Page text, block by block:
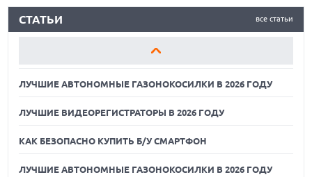
все статьи
СТАТЬИ
ЛУЧШИЕ ВИДЕОРЕГИСТРАТОРЫ В 2026 ГОДУ
КАК БЕЗОПАСНО КУПИТЬ Б/У СМАРТФОН
ЛУЧШИЕ АВТОНОМНЫЕ ГАЗОНОКОСИЛКИ В 2026 ГОДУ
ЛУЧШИЕ ВИДЕОРЕГИСТРАТОРЫ В 2026 ГОДУ
КАК БЕЗОПАСНО КУПИТЬ Б/У СМАРТФОН
ЛУЧШИЕ АВТОНОМНЫЕ ГАЗОНОКОСИЛКИ В 2026 ГОДУ